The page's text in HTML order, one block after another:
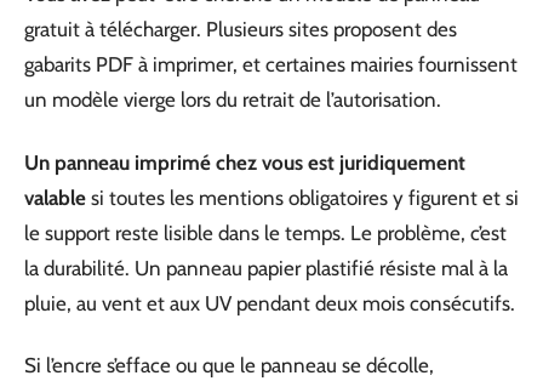
gratuit à télécharger. Plusieurs sites proposent des
gabarits PDF à imprimer, et certaines mairies fournissent
un modèle vierge lors du retrait de l’autorisation.
Un panneau imprimé chez vous est juridiquement
valable si toutes les mentions obligatoires y figurent et si
le support reste lisible dans le temps. Le problème, c’est
la durabilité. Un panneau papier plastifié résiste mal à la
pluie, au vent et aux UV pendant deux mois consécutifs.
Si l’encre s’efface ou que le panneau se décolle,